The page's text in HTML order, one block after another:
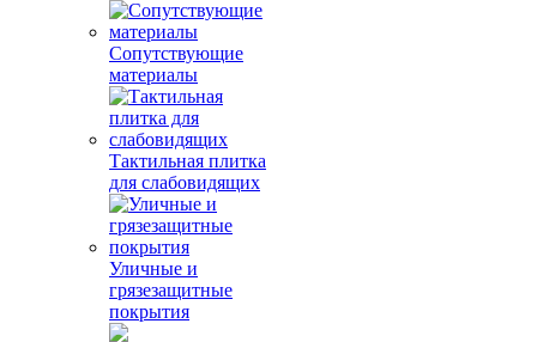
Сопутствующие
материалы
Тактильная плитка
для слабовидящих
Уличные и
грязезащитные
покрытия